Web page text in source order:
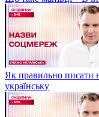
Як правильно писати
українську